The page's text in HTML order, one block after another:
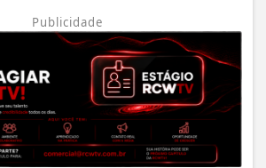
Publicidade